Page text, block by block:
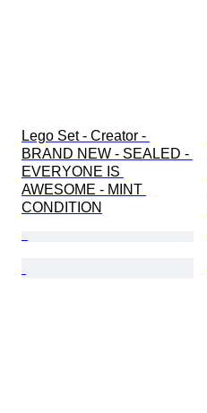
Lego Set - Creator -
BRAND NEW - SEALED -
EVERYONE IS
AWESOME - MINT
CONDITION